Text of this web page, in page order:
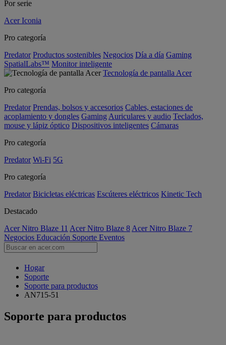
Por serie
Acer Iconia
Pro categoría
Predator Productos sostenibles Negocios Día a día Gaming
SpatialLabs™ Monitor inteligente
Tecnología de pantalla Acer
Pro categoría
Predator Prendas, bolsos y accesorios Cables, estaciones de
acoplamiento y dongles Gaming Auriculares y audio Teclados,
mouse y lápiz óptico Dispositivos inteligentes Cámaras
Pro categoría
Predator Wi-Fi 5G
Pro categoría
Predator Bicicletas eléctricas Escúteres eléctricos Kinetic Tech
Destacado
Acer Nitro Blaze 11 Acer Nitro Blaze 8 Acer Nitro Blaze 7
Negocios Educación Soporte Eventos
Hogar
Soporte
Soporte para productos
AN715-51
Soporte para productos